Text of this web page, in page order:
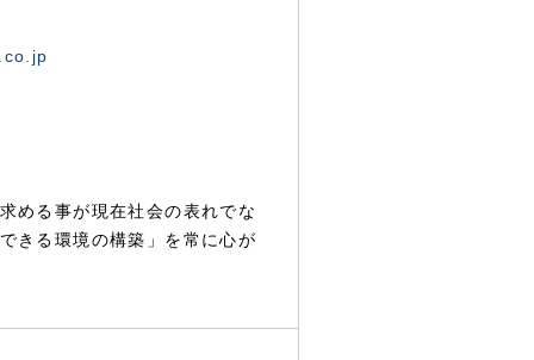
める事が現在社会の表れでな
きる環境の構築」を常に心が